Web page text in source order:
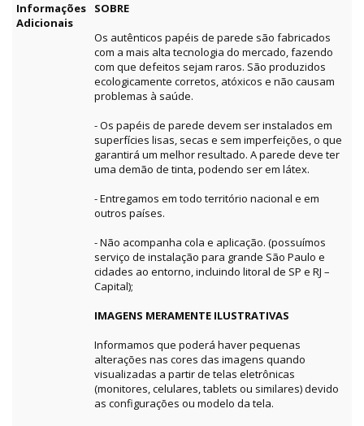
Informações
Adicionais
SOBRE
Os autênticos papéis de parede são fabricados
com a mais alta tecnologia do mercado, fazendo
com que defeitos sejam raros. São produzidos
ecologicamente corretos, atóxicos e não causam
problemas à saúde.
- Os papéis de parede devem ser instalados em
superfícies lisas, secas e sem imperfeições, o que
garantirá um melhor resultado. A parede deve ter
uma demão de tinta, podendo ser em látex.
- Entregamos em todo território nacional e em
outros países.
- Não acompanha cola e aplicação. (possuímos
serviço de instalação para grande São Paulo e
cidades ao entorno, incluindo litoral de SP e RJ –
Capital);
IMAGENS MERAMENTE ILUSTRATIVAS
Informamos que poderá haver pequenas
alterações nas cores das imagens quando
visualizadas a partir de telas eletrônicas
(monitores, celulares, tablets ou similares) devido
as configurações ou modelo da tela.